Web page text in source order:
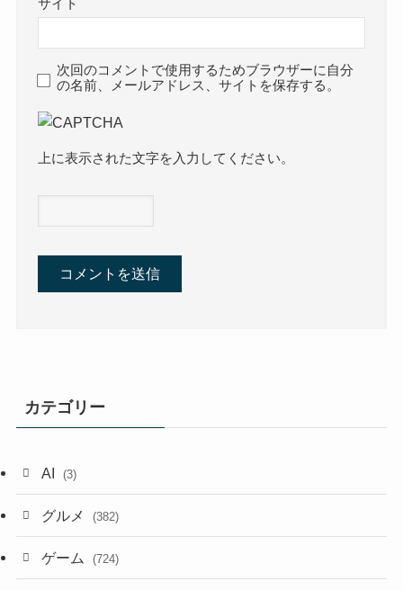
サイト
次回のコメントで使用するためブラウザーに自分
の名前、メールアドレス、サイトを保存する。
上に表示された文字を入力してください。
カテゴリー
AI (3)
グルメ (382)
ゲーム (724)